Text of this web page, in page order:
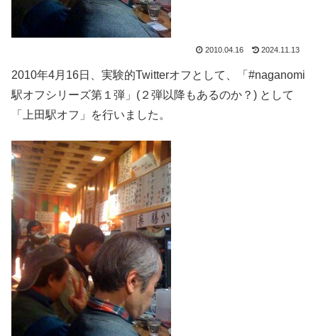
2010.04.16 2024.11.13
2010年4月16日、実験的Twitterオフとして、「#naganomi
駅オフシリーズ第１弾」(２弾以降もあるのか？) として
「上田駅オフ」を行いました。